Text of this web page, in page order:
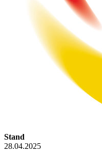
Stand
28.04.2025